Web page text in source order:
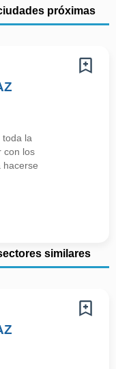
próximas
la
con los
hacerse
similares